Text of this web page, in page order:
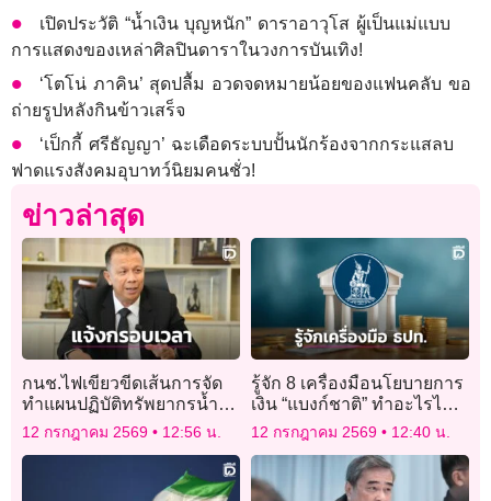
เปิดประวัติ “น้ำเงิน บุญหนัก” ดาราอาวุโส ผู้เป็นแม่แบบ
การแสดงของเหล่าศิลปินดาราในวงการบันเทิง!
‘โตโน่ ภาคิน’ สุดปลื้ม อวดจดหมายน้อยของแฟนคลับ ขอ
ถ่ายรูปหลังกินข้าวเสร็จ
‘เป็กกี้ ศรีธัญญา’ ฉะเดือดระบบปั้นนักร้องจากกระแสลบ
ฟาดแรงสังคมอุบาทว์นิยมคนชั่ว!
ข่าวล่าสุด
กนช.ไฟเขียวขีดเส้นการจัด
ทำแผนปฏิบัติทรัพยากรน้ำปี
71 สทนช.ผนึกกำลังสร้าง
ความรู้ผลักดันโครงการ
12 กรกฎาคม 2569 12:56 น.
รู้จัก 8 เครื่องมือนโยบายการ
เงิน “แบงก์ชาติ” ทำอะไรได้
บ้าง?
12 กรกฎาคม 2569 12:40 น.